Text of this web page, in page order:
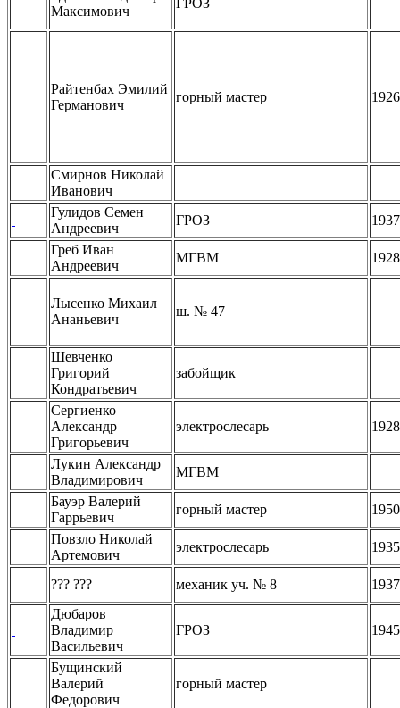
Максимович
Райтенбах Эмилий
Германович
горный мастер 1926
Смирнов Николай
Иванович
Гулидов Семен
Андреевич
ГРОЗ
1937
Греб Иван
Андреевич
МГВМ 1928
Лысенко Михаил
Ананьевич
ш. № 47
Шевченко
Григорий
Кондратьевич
забойщик
Сергиенко
Александр
Григорьевич
электрослесарь 1928
Лукин Александр
Владимирович
МГВМ
Бауэр Валерий
Гаррьевич
горный мастер
1950
Повзло Николай
Артемович
электрослесарь 1935
??? ??? механик уч. № 8
1937
Дюбаров
Владимир
Васильевич
ГРОЗ 1945
Бущинский
Валерий
Федорович
горный мастер